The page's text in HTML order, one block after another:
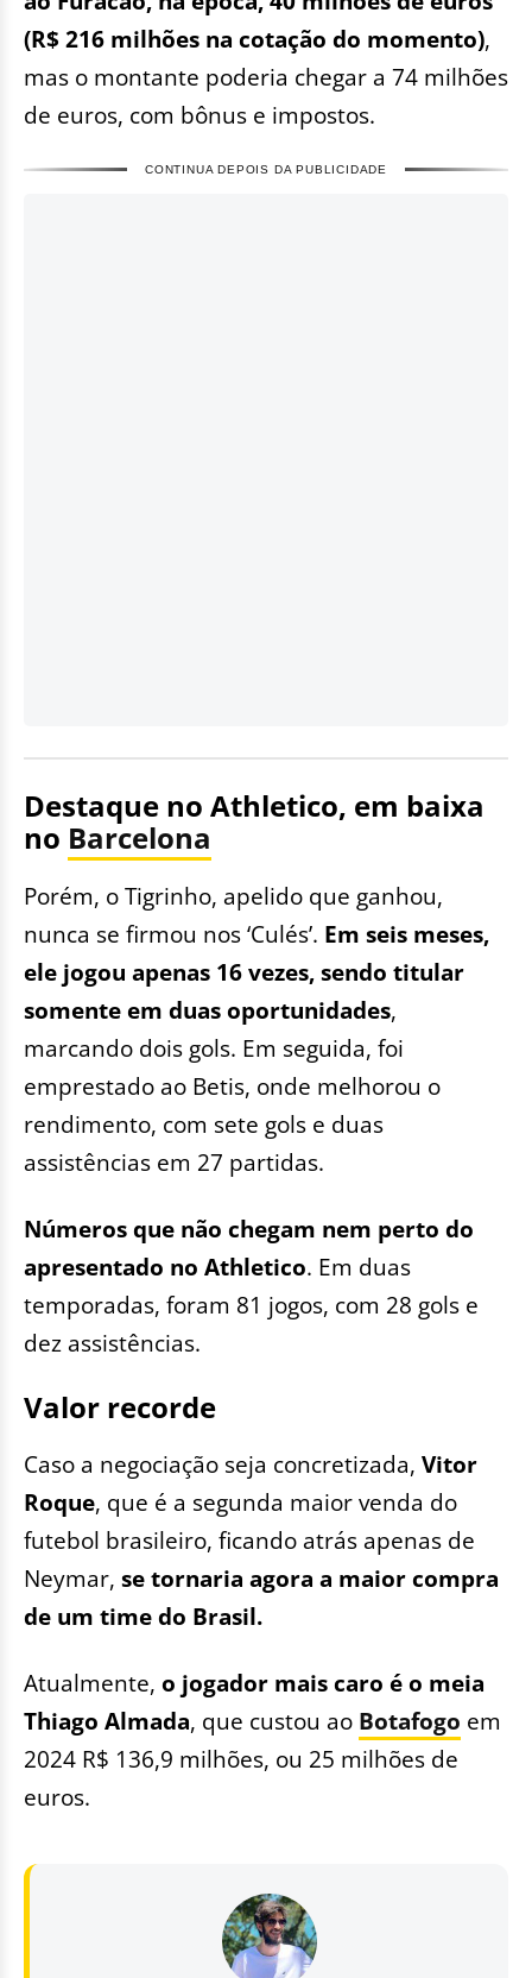
(R$ 216 milhões na cotação do momento),
mas o montante poderia chegar a 74 milhões
de euros, com bônus e impostos.
CONTINUA DEPOIS DA PUBLICIDADE
Destaque no Athletico, em baixa
no Barcelona
Porém, o Tigrinho, apelido que ganhou,
nunca se firmou nos ‘Culés’. Em seis meses,
ele jogou apenas 16 vezes, sendo titular
somente em duas oportunidades,
marcando dois gols. Em seguida, foi
emprestado ao Betis, onde melhorou o
rendimento, com sete gols e duas
assistências em 27 partidas.
Números que não chegam nem perto do
apresentado no Athletico. Em duas
temporadas, foram 81 jogos, com 28 gols e
dez assistências.
Valor recorde
Caso a negociação seja concretizada, Vitor
Roque, que é a segunda maior venda do
futebol brasileiro, ficando atrás apenas de
Neymar, se tornaria agora a maior compra
de um time do Brasil.
Atualmente, o jogador mais caro é o meia
Thiago Almada, que custou ao Botafogo em
2024 R$ 136,9 milhões, ou 25 milhões de
euros.